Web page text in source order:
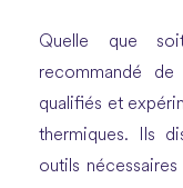
Quelle que
recommandé
qualifiés et
thermiques. Ils
outils